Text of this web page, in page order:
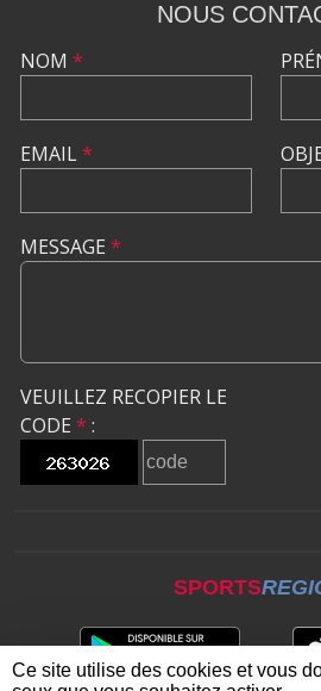
NOUS
NOM *
EMAIL*
MESSAGE *
VEUILLEZ RECOPIER LE
CODE * :
SPORTS
Ce site utilise des cookies et vous